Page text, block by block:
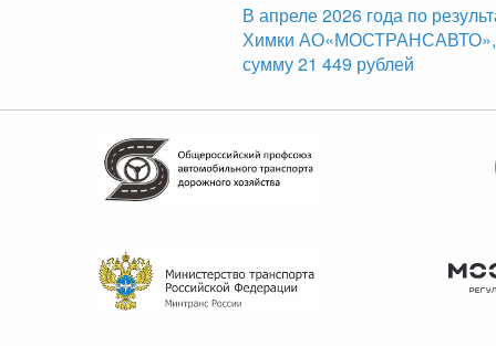
В апреле 2026 года по
Химки АО«МОСТРАНСАВТО»,
сумму 21 449 рублей